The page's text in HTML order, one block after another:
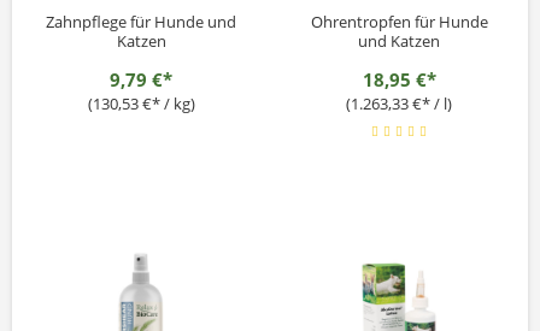
Zahnpflege für Hunde und
Katzen
9,79 €*
(130,53 €* / kg)
Ohrentropfen für Hunde
und Katzen
18,95 €*
(1.263,33 €* / l)